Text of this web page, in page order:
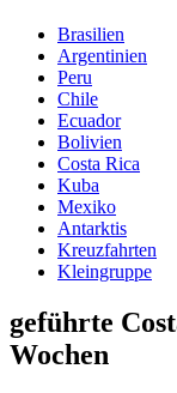
Brasilien
Argentinien
Peru
Chile
Ecuador
Bolivien
Costa Rica
Kuba
Mexiko
Antarktis
Kreuzfahrten
Kleingruppe
geführte
Wochen